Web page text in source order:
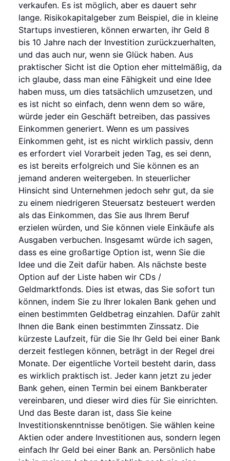
verkaufen. Es ist möglich, aber es dauert sehr
lange. Risikokapitalgeber zum Beispiel, die in kleine
Startups investieren, können erwarten, ihr Geld 8
bis 10 Jahre nach der Investition zurückzuerhalten,
und das auch nur, wenn sie Glück haben. Aus
praktischer Sicht ist die Option eher mittelmäßig, da
ich glaube, dass man eine Fähigkeit und eine Idee
haben muss, um dies tatsächlich umzusetzen, und
es ist nicht so einfach, denn wenn dem so wäre,
würde jeder ein Geschäft betreiben, das passives
Einkommen generiert. Wenn es um passives
Einkommen geht, ist es nicht wirklich passiv, denn
es erfordert viel Vorarbeit jeden Tag, es sei denn,
es ist bereits erfolgreich und Sie können es an
jemand anderen weitergeben. In steuerlicher
Hinsicht sind Unternehmen jedoch sehr gut, da sie
zu einem niedrigeren Steuersatz besteuert werden
als das Einkommen, das Sie aus Ihrem Beruf
erzielen würden, und Sie können viele Einkäufe als
Ausgaben verbuchen. Insgesamt würde ich sagen,
dass es eine großartige Option ist, wenn Sie die
Idee und die Zeit dafür haben. Als nächste beste
Option auf der Liste haben wir CDs /
Geldmarktfonds. Dies ist etwas, das Sie sofort tun
können, indem Sie zu Ihrer lokalen Bank gehen und
einen bestimmten Geldbetrag einzahlen. Dafür zahlt
Ihnen die Bank einen bestimmten Zinssatz. Die
kürzeste Laufzeit, für die Sie Ihr Geld bei einer Bank
derzeit festlegen können, beträgt in der Regel drei
Monate. Der eigentliche Vorteil besteht darin, dass
es wirklich praktisch ist. Jeder kann jetzt zu jeder
Bank gehen, einen Termin bei einem Bankberater
vereinbaren, und dieser wird dies für Sie einrichten.
Und das Beste daran ist, dass Sie keine
Investitionskenntnisse benötigen. Sie wählen keine
Aktien oder andere Investitionen aus, sondern legen
einfach Ihr Geld bei einer Bank an. Persönlich habe